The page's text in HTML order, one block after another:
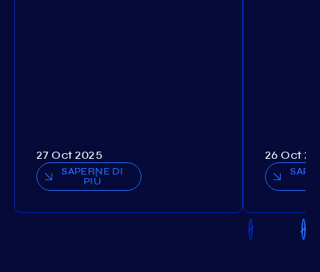
27 Oct 2025
SAPERNE DI
PIÙ
26 Oct